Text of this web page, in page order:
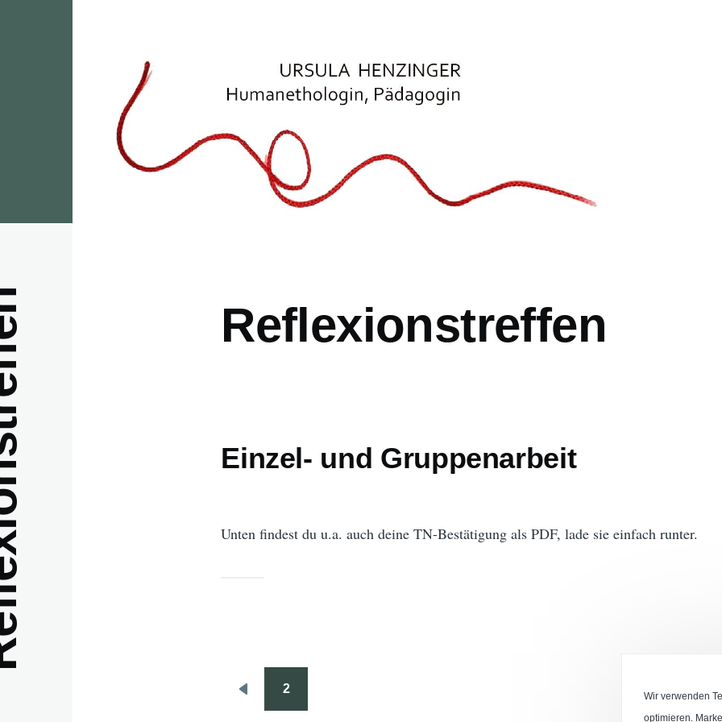
Reflexionstreffen
Einzel- und Gruppenarbeit
Unten findest du u.a. auch deine TN-Bestätigung als PDF, lade sie einfach runter.
Seitennummerierung
Vorherige
2
Wir verwenden
optimieren.